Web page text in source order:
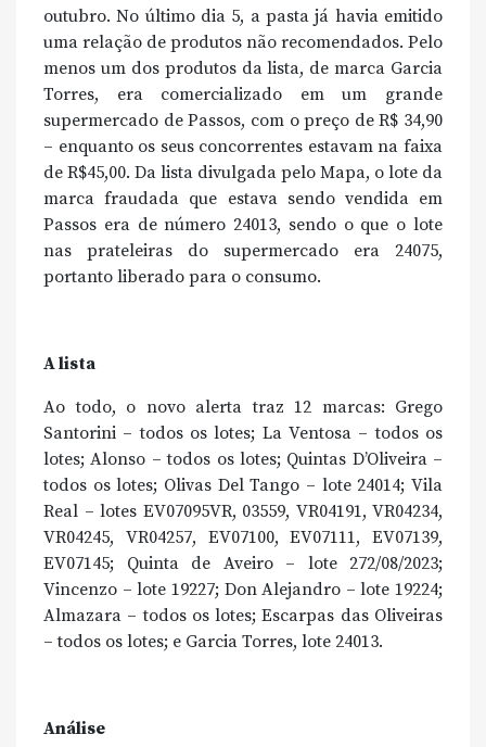
outubro. No último dia 5, a pasta já havia emitido
uma relação de produtos não recomendados. Pelo
menos um dos produtos da lista, de marca Garcia
Torres, era comercializado em um grande
supermercado de Passos, com o preço de R$ 34,90
– enquanto os seus concorrentes estavam na faixa
de R$45,00. Da lista divulgada pelo Mapa, o lote da
marca fraudada que estava sendo vendida em
Passos era de número 24013, sendo o que o lote
nas prateleiras do supermercado era 24075,
portanto liberado para o consumo.
A lista
Ao todo, o novo alerta traz 12 marcas: Grego
Santorini – todos os lotes; La Ventosa – todos os
lotes; Alonso – todos os lotes; Quintas D’Oliveira –
todos os lotes; Olivas Del Tango – lote 24014; Vila
Real – lotes EV07095VR, 03559, VR04191, VR04234,
VR04245, VR04257, EV07100, EV07111, EV07139,
EV07145; Quinta de Aveiro – lote 272/08/2023;
Vincenzo – lote 19227; Don Alejandro – lote 19224;
Almazara – todos os lotes; Escarpas das Oliveiras
– todos os lotes; e Garcia Torres, lote 24013.
Análise